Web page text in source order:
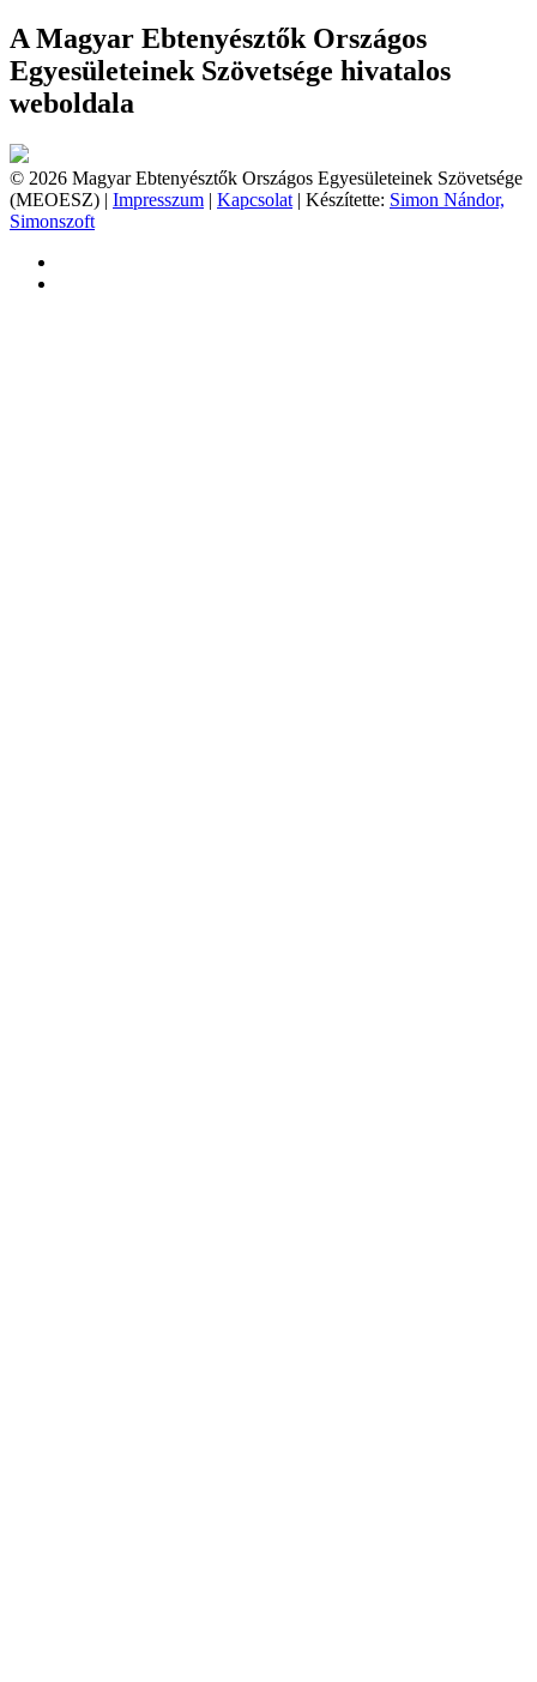
A Magyar Ebtenyésztők Országos
Egyesületeinek Szövetsége hivatalos
weboldala
© 2026 Magyar Ebtenyésztők Országos Egyesületeinek Szövetsége
(MEOESZ) | Impresszum | Kapcsolat | Készítette: Simon Nándor,
Simonszoft